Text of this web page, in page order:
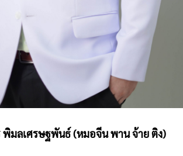
มลเศรษฐพันธ์ (หมอจีน พาน จ้าย ติง)